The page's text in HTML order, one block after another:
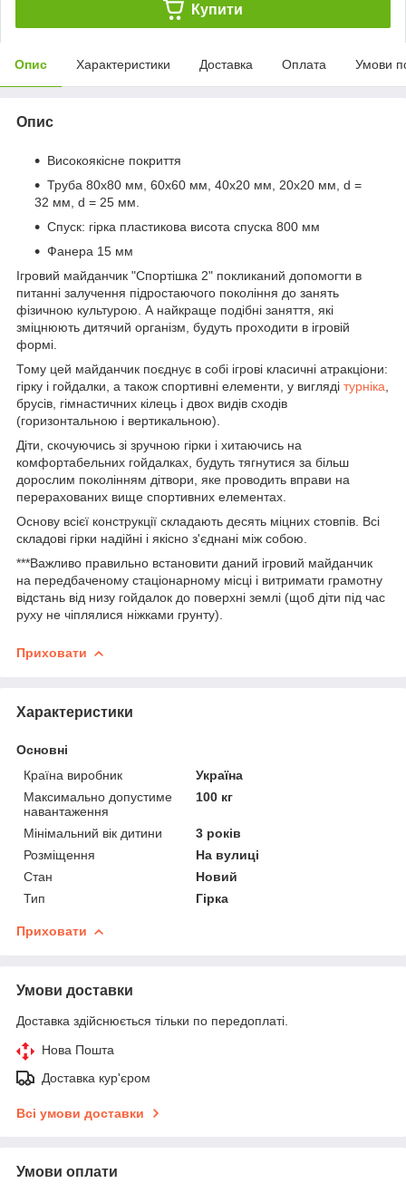
Купити
Опис Характеристики Доставка Оплата Умови
Опис
Високоякісне покриття
Труба 80х80 мм, 60х60 мм, 40х20 мм, 20х20 мм, d =
32 мм, d = 25 мм.
Спуск: гірка пластикова висота спуска 800 мм
Фанера 15 мм
Ігровий майданчик "Спортішка 2" покликаний допомогти в
питанні залучення підростаючого покоління до занять
фізичною культурою. А найкраще подібні заняття, які
зміцнюють дитячий організм, будуть проходити в ігровій
формі.
Тому цей майданчик поєднує в собі ігрові класичні атракціони:
гірку і гойдалки, а також спортивні елементи, у вигляді турніка
брусів, гімнастичних кілець і двох видів сходів
(горизонтальною і вертикальною).
Діти, скочуючись зі зручною гірки і хитаючись на
комфортабельних гойдалках, будуть тягнутися за більш
дорослим поколінням дітвори, яке проводить вправи на
перерахованих вище спортивних елементах.
Основу всієї конструкції складають десять міцних стовпів. Всі
складові гірки надійні і якісно з'єднані між собою.
***Важливо правильно встановити даний ігровий майданчик
на передбаченому стаціонарному місці і витримати грамотну
відстань від низу гойдалок до поверхні землі (щоб діти під час
руху не чіплялися ніжками грунту).
Приховати
Характеристики
Основні
Країна виробник
Україна
Максимально допустиме
навантаження
100 кг
Мінімальний вік дитини
3 років
Розміщення
На вулиці
Стан
Новий
Тип
Гірка
Приховати
Умови доставки
Доставка здійснюється тільки по передоплаті.
Нова Пошта
Доставка кур'єром
Всі умови доставки
Умови оплати